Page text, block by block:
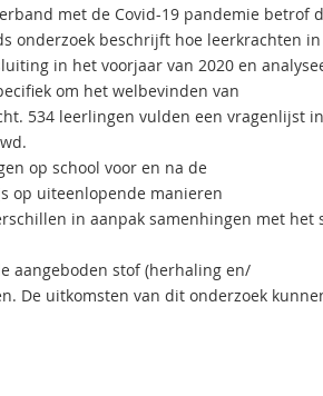
met de Covid-19 pandemie betrof
onderzoek beschrijft hoe leerkrachten
in het voorjaar van 2020 en
om het welbevinden van
534 leerlingen vulden een vragenlijst
op school voor en na de
op uiteenlopende manieren
in aanpak samenhingen met het
aangeboden stof (herhaling en/
De uitkomsten van dit onderzoek